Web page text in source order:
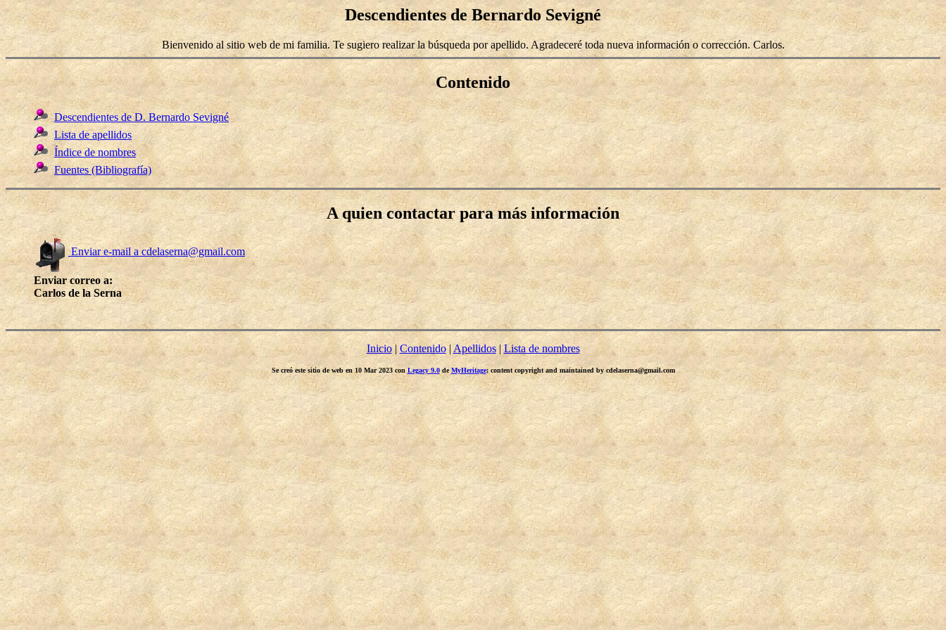
Descendientes de Bernardo Sevigné
Bienvenido al sitio web de mi familia. Te sugiero realizar la búsqueda por apellido. Agradeceré toda nueva información o corrección. Carlos.
Contenido
Descendientes de D. Bernardo Sevigné
Lista de apellidos
Índice de nombres
Fuentes (Bibliografía)
A quien contactar para más información
Enviar e-mail a cdelaserna@gmail.com
Enviar correo a:
Carlos de la Serna
Inicio| Contenido| Apellidos| Lista de nombres
Se creó este sitio de web en 10 Mar 2023 con Legacy 9.0deMyHeritage; content copyright and maintained by cdelaserna@gmail.com